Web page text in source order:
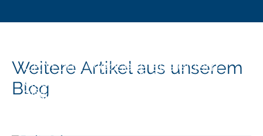
Weitere Artikel aus unserem
Blog
CRM und Webseite aus einem
Guss
Das neue Microsoft Dynamics
365
Digitalprämie Berlin – Förderung